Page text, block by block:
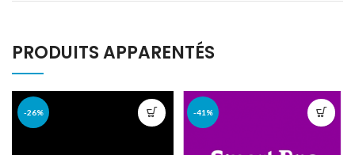
PRODUITS APPARENTÉS
-26% -41%